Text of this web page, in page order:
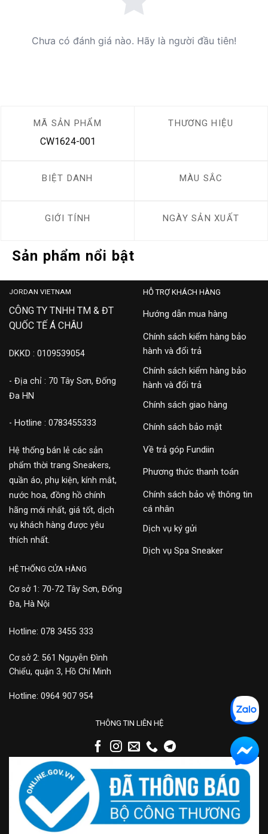
Chưa có đánh giá nào. Hãy là người đầu tiên!
MÃ SẢN PHẨM
CW1624-001
THƯƠNG HIỆU
BIỆT DANH MÀU SẮC
GIỚI TÍNH NGÀY SẢN XUẤT
Sản phẩm nổi bật
JORDAN VIETNAM
CÔNG TY TNHH TM & ĐT
QUỐC TẾ Á CHÂU
DKKD : 0109539054
- Địa chỉ : 70 Tây Sơn, Đống
Đa HN
- Hotline : 0783455333
Hệ thống bán lẻ các sản
phẩm thời trang Sneakers,
quần áo, phụ kiện, kính mắt,
nước hoa, đồng hồ chính
hãng mới nhất, giá tốt, dịch
vụ khách hàng được yêu
thích nhất.
HỖ TRỢ KHÁCH HÀNG
Hướng dẫn mua hàng
Chính sách kiểm hàng bảo
hành và đổi trả
Chính sách kiểm hàng bảo
hành và đổi trả
Chính sách giao hàng
Chính sách bảo mật
Về trả góp Fundiin
Phương thức thanh toán
Chính sách bảo vệ thông tin
cá nhân
Dịch vụ ký gửi
Dịch vụ Spa Sneaker
HỆ THỐNG CỬA HÀNG
Cơ sở 1: 70-72 Tây Sơn, Đống
Đa, Hà Nội
Hotline: 078 3455 333
Cơ sở 2: 561 Nguyễn Đình
Chiểu, quận 3, Hồ Chí Minh
Hotline: 0964 907 954
THÔNG TIN LIÊN HỆ